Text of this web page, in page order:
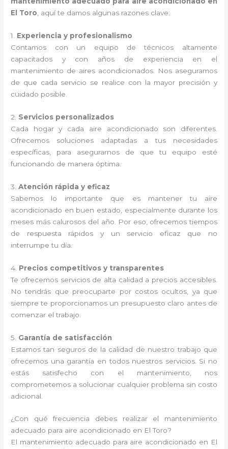
El Toro , aquí te damos algunas razones clave:
1. Experiencia y profesionalismo
Contamos con un equipo de técnicos altamente
capacitados y con años de experiencia en el
mantenimiento de aires acondicionados. Nos aseguramos
de que cada servicio se realice con la mayor precisión y
cuidado posible.
2. Servicios personalizados
Cada hogar y cada aire acondicionado son diferentes.
Ofrecemos soluciones adaptadas a tus necesidades
específicas, para asegurarnos de que tu equipo esté
funcionando de manera óptima.
3.Atención rápida y eficaz
Sabemos lo importante que es mantener tu aire
acondicionado en buen estado, especialmente durante los
meses más calurosos del año. Por eso, ofrecemos tiempos
de respuesta rápidos y un servicio eficaz que no
interrumpe tu día.
4. Precios competitivos y transparentes
Te ofrecemos servicios de alta calidad a precios accesibles.
No tendrás que preocuparte por costos ocultos, ya que
siempre te proporcionamos un presupuesto claro antes de
comenzar el trabajo.
5. Garantía de satisfacción
Estamos tan seguros de la calidad de nuestro trabajo que
ofrecemos una garantía en todos nuestros servicios. Si no
estás satisfecho con el mantenimiento, nos
comprometemos a solucionar cualquier problema sin costo
adicional.
¿Con qué frecuencia debes realizar el mantenimiento
adecuado para aire acondicionado en El Toro?
El mantenimiento adecuado para aire acondicionado en El